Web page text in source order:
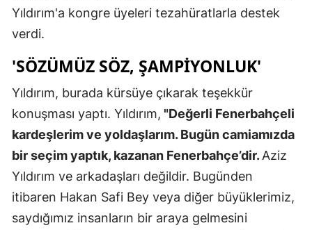
Hakkari
Isparta
İstanbul
İzmir
Kars
Yıldırım'a kongre üyeleri tezahüratlarla destek
verdi.
'SÖZÜMÜZ SÖZ, ŞAMPIYONLUK'
Yıldırım, burada kürsüye çıkarak teşekkür
konuşması yaptı. Yıldırım, "Değerli Fenerbahçeli
kardeşlerim ve yoldaşlarım. Bugün camiamızda
bir seçim yaptık, kazanan Fenerbahçe’dir.Aziz
Yıldırım ve arkadaşları değildir. Bugünden
itibaren Hakan Safi Bey veya diğer büyüklerimiz,
saydığımız insanların bir araya gelmesini